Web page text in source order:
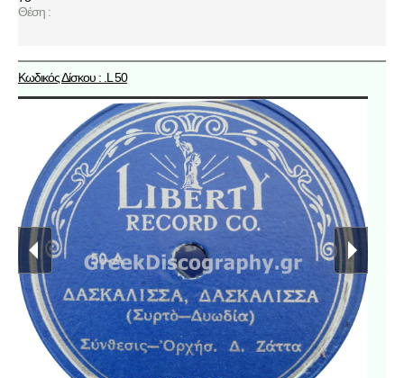
Θέση :
Κωδικός Δίσκου : .L 50